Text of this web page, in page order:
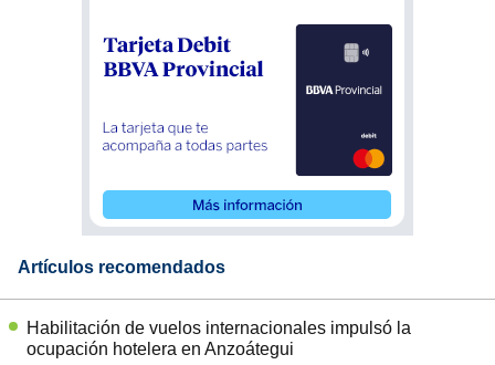
Artículos recomendados
Habilitación de vuelos internacionales impulsó la
ocupación hotelera en Anzoátegui